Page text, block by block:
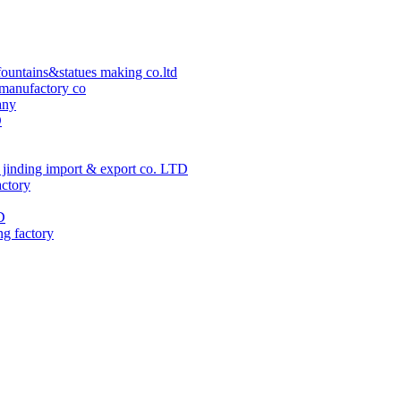
making co.ltd
co
jinding import & export co. LTD
factory